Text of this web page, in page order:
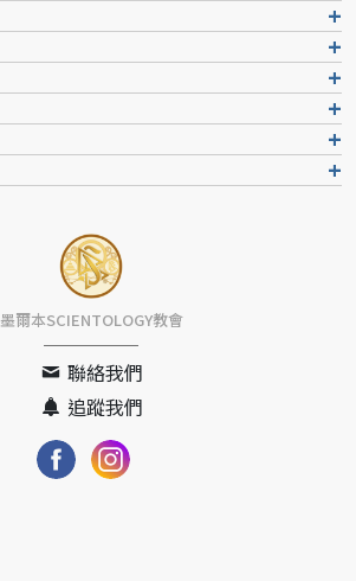
墨爾本SCIENTOLOGY教會
聯絡我們
追蹤我們